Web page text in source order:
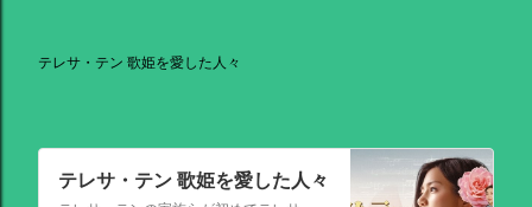
テレサ・テン 歌姫を愛した人々
テレサ・テン 歌姫を愛した人々